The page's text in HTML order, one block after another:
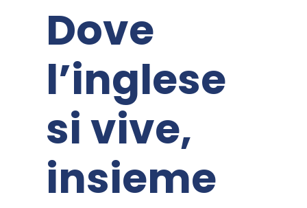
Dove
l’inglese
si vive,
insieme